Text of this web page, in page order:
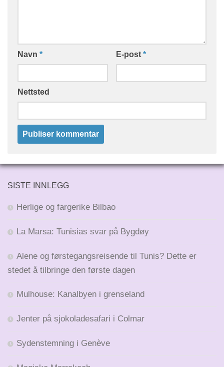
Navn * E-post *
Nettsted
SISTE INNLEGG
Herlige og fargerike Bilbao
La Marsa: Tunisias svar på Bygdøy
Alene og førstegangsreisende til Tunis? Dette er
stedet å tilbringe den første dagen
Mulhouse: Kanalbyen i grenseland
Jenter på sjokoladesafari i Colmar
Sydenstemning i Genève